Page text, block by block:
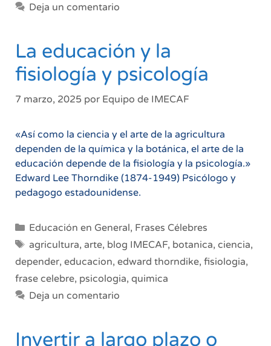
Deja un comentario
La educación y la
fisiología y psicología
7 marzo, 2025 por Equipo de IMECAF
«Así como la ciencia y el arte de la agricultura
dependen de la química y la botánica, el arte de la
educación depende de la fisiología y la psicología.»
Edward Lee Thorndike (1874-1949) Psicólogo y
pedagogo estadounidense.
Categorías
Educación en General, Frases Célebres
Etiquetas
agricultura, arte, blog IMECAF, botanica, ciencia,
depender, educacion, edward thorndike, fisiologia,
frase celebre, psicologia, quimica
Deja un comentario
Invertir a largo plazo o